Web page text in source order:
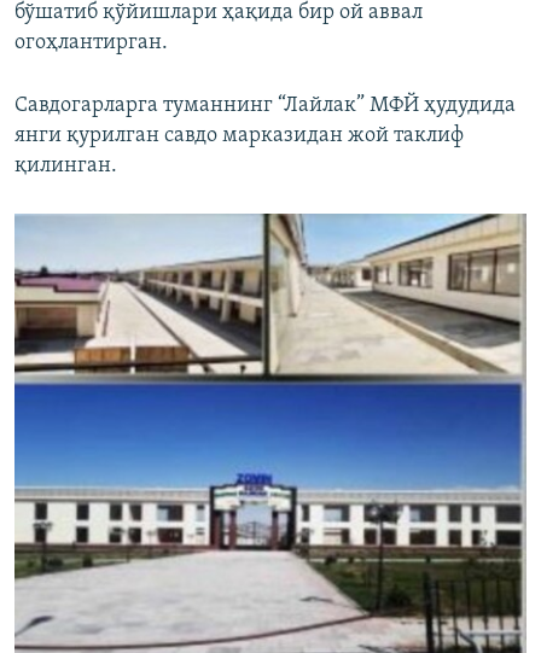
бўшатиб қўйишлари ҳақида бир ой аввал
огоҳлантирган.
Савдогарларга туманнинг “Лайлак” МФЙ ҳудудида
янги қурилган савдо марказидан жой таклиф
қилинган.